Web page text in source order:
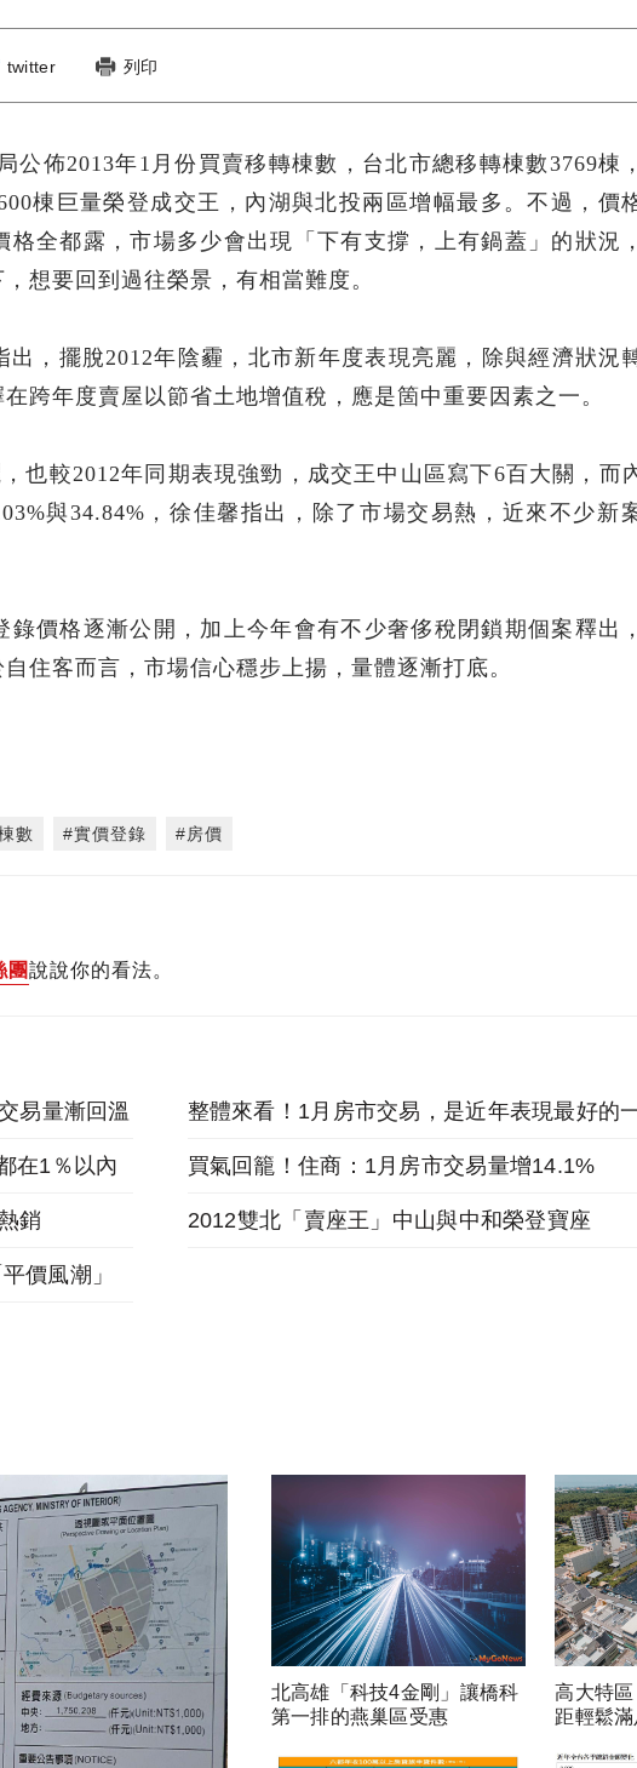
twitter 列印
公佈2013年1月份買賣移轉棟數，台北市總移轉棟數3769棟
棟巨量榮登成交王，內湖與北投兩區增幅最多。不過，價
全都露，市場多少會出現「下有支撐，上有鍋蓋」的狀況
想要回到過往榮景，有相當難度。
，擺脫2012年陰霾，北市新年度表現亮麗，除與經濟狀況
跨年度賣屋以節省土地增值稅，應是箇中重要因素之一。
也較2012年同期表現強勁，成交王中山區寫下6百大關，而
與34.84%，徐佳馨指出，除了市場交易熱，近來不少新
價格逐漸公開，加上今年會有不少奢侈稅閉鎖期個案釋出
住客而言，市場信心穩步上揚，量體逐漸打底。
數 #實價登錄 #房價
團說說你的看法。
易量漸回溫
整體來看！1月房市交易，是近年表現最好的
在1％以內 買氣回籠！住商：1月房市交易量增14.1%
銷 2012雙北「賣座王」中山與中和榮登寶座
價風潮」
北高雄「科技4金剛」讓橋科
第一排的燕巢區受惠
高大特
距輕鬆